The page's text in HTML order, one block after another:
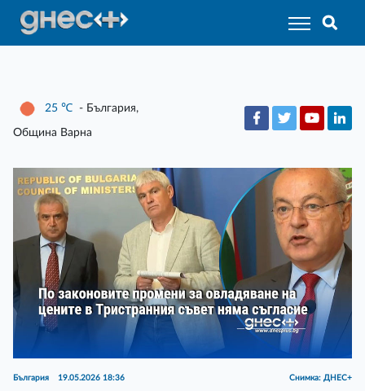
25 ℃ - България,
Община Варна
България 19.05.2026 18:36 Снимка: ДНЕС+